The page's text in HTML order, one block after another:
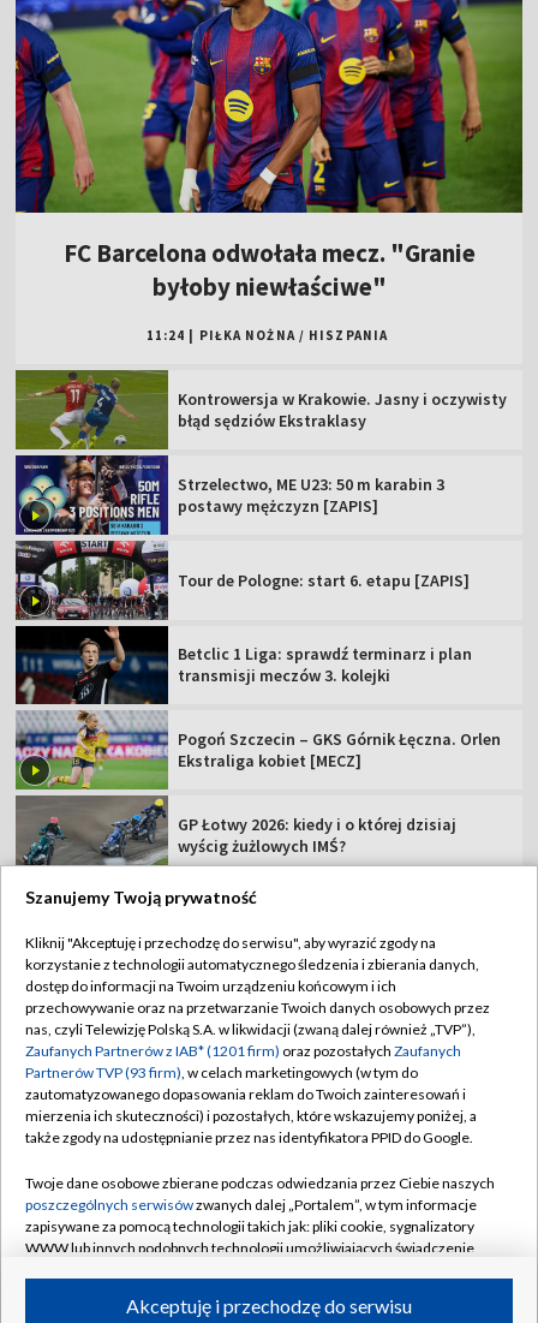
FC Barcelona odwołała mecz. "Granie
byłoby niewłaściwe"
11:24 PIŁKA NOŻNA / HISZPANIA
Kontrowersja w Krakowie. Jasny i oczywisty
błąd sędziów Ekstraklasy
Strzelectwo, ME U23: 50 m karabin 3
postawy mężczyzn [ZAPIS]
Tour de Pologne: start 6. etapu [ZAPIS]
Betclic 1 Liga: sprawdź terminarz i plan
transmisji meczów 3. kolejki
Pogoń Szczecin – GKS Górnik Łęczna. Orlen
Ekstraliga kobiet [MECZ]
GP Łotwy 2026: kiedy i o której dzisiaj
wyścig żużlowych IMŚ?
TVP
Abonament TVP
Sklep TVP
Biuro Reklamy
Oferta Handlowa
Emisja w TVP
Rada Programowa
Ogłoszenia przetargowe
Regulamin TVP
Polityka prywatności
Moje zgody
Biuro reklamy
Kanały
©2026 Telewizja Polska Spółka Akcyjna w likwidacji
Szanujemy Twoją prywatność
Kliknij "Akceptuję i przechodzę do serwisu", aby wyrazić zgody na
korzystanie z technologii automatycznego śledzenia i zbierania danych,
dostęp do informacji na Twoim urządzeniu końcowym i ich
przechowywanie oraz na przetwarzanie Twoich danych osobowych przez
nas, czyli Telewizję Polską S.A. w likwidacji (zwaną dalej również „TVP”),
Zaufanych Partnerów z IAB* (1201 firm) oraz pozostałych Zaufanych
Partnerów TVP (93 firm), w celach marketingowych (w tym do
zautomatyzowanego dopasowania reklam do Twoich zainteresowań i
mierzenia ich skuteczności) i pozostałych, które wskazujemy poniżej, a
także zgody na udostępnianie przez nas identyfikatora PPID do Google.
Twoje dane osobowe zbierane podczas odwiedzania przez Ciebie naszych
poszczególnych serwisówzwanych dalej „Portalem”, w tym informacje
zapisywane za pomocą technologii takich jak: pliki cookie, sygnalizatory
WWW lub innych podobnych technologii umożliwiających świadczenie
ruchu w Internecie.Akceptuję i przechodzę do serwisu